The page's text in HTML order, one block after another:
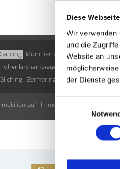
Diese
Wir verwenden
und die
Website an
der Dienste
Einwilligungsauswahl
Gauting München / Milbertshofen-Am
Höhenkirchen-Siegertsbrunn Oberding
Gilching Germering Gräfelfing München
Immo